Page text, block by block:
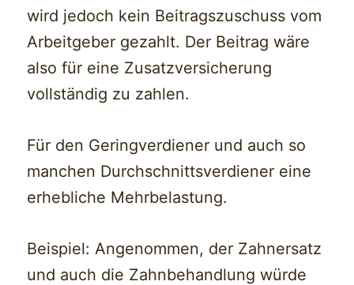
wird jedoch kein Beitragszuschuss vom
Arbeitgeber gezahlt. Der Beitrag wäre
also für eine Zusatzversicherung
vollständig zu zahlen.
Für den Geringverdiener und auch so
manchen Durchschnittsverdiener eine
erhebliche Mehrbelastung.
Beispiel: Angenommen, der Zahnersatz
und auch die Zahnbehandlung würde